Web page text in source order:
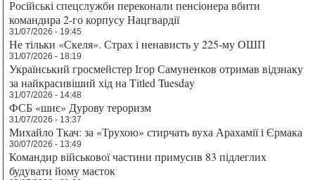
Російські спецслужби переконали пенсіонера вбити
командира 2-го корпусу Нацгвардії
31/07/2026 - 19:45
Не тільки «Скеля». Страх і ненависть у 225-му ОШП
31/07/2026 - 18:19
Український гросмейстер Ігор Самуненков отримав відзнаку
за найкрасивіший хід на Titled Tuesday
31/07/2026 - 14:48
ФСБ «шиє» Дурову тероризм
31/07/2026 - 13:37
Михайло Ткач: за «Трухою» стирчать вуха Арахамії і Єрмака
30/07/2026 - 13:49
Командир військової частини примусив 83 підлеглих
будувати йому маєток